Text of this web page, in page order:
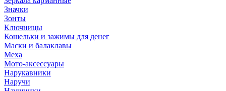
Значки
Зонты
Ключницы
Кошельки и зажимы для денег
Маски и балаклавы
Меха
Мото-аксессуары
Нарукавники
Наручи